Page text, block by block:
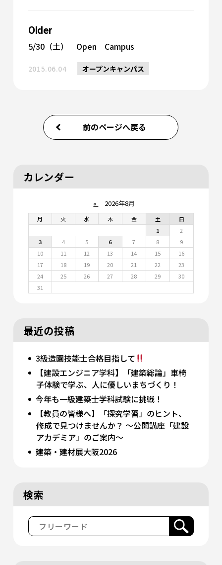
Older
5/30（土） Open Campus
2015.06.04 オープンキャンパス
前のページへ戻る
カレンダー
« 2026年8月
月 火 水 木 金 土
日
1
2
3
4 5 6 7 8
9
10
11 12 13 14 15
16
17
18 19 20 21 22
23
24
25 26 27 28 29
30
31
最近の投稿
3級造園技能士合格目指して
【建設エンジニア学科】「建築総論」車椅
子体験で学ぶ、人に優しいまちづくり！
今年も一級建築士学科試験に挑戦！
【教員の皆様へ】「探究学習」のヒント、
修成で見つけませんか？ 〜公開講座「建設
アカデミア」のご案内〜
建築・建材展大阪2026
検索